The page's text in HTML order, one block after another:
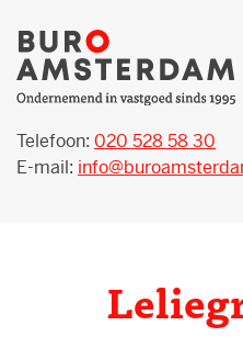
Telefoon: 020 528 58 30
E-mail: